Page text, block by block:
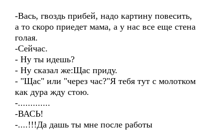
-Вась, гвоздь прибей, надо картину повесить,
а то скоро приедет мама, а у нас все еще стена
голая.
-Сейчас.
- Ну ты идешь?
- Ну сказал же:Щас приду.
- "Щас" или "через час?"Я тебя тут с молотком
как дура жду стою.
-.............
-ВАСЬ!
-....!!!Да дашь ты мне после работы